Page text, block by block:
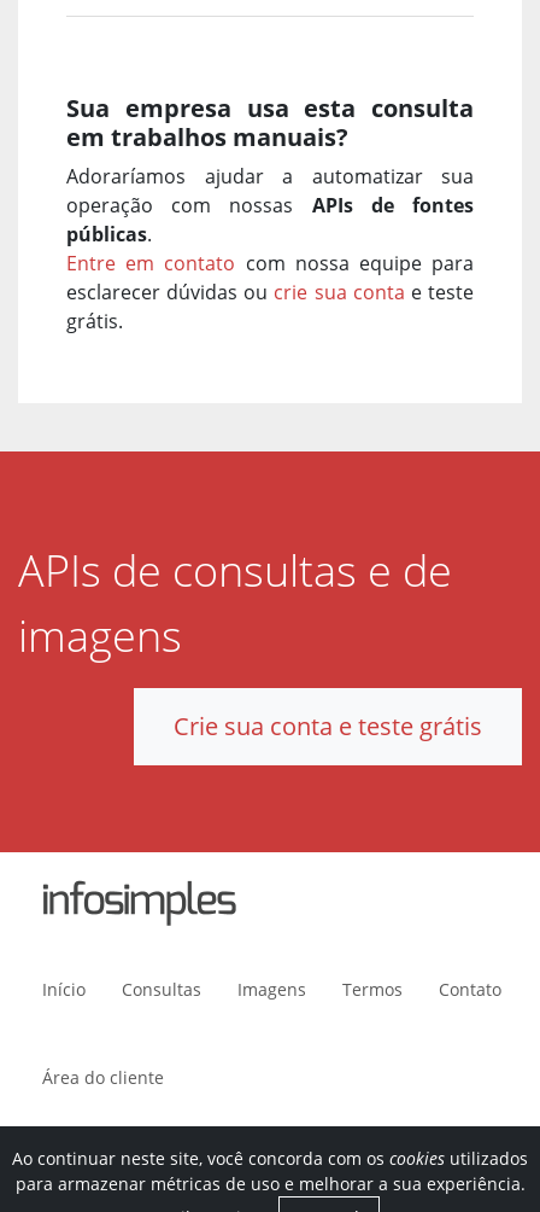
Sua empresa usa esta consulta
em trabalhos manuais?
Adoraríamos ajudar a automatizar sua
operação com nossas APIs de fontes
públicas.
Entre em contato com nossa equipe para
esclarecer dúvidas ou crie sua conta e teste
grátis.
APIs de consultas e de
imagens
Crie sua conta e teste grátis
Início Consultas Imagens Termos Contato
Área do cliente
Avenida Paulista, 1636, sala 1504. CEP 01310-200. São Paulo, SP.
Ao continuar neste site, você concorda com os cookies utilizados
para armazenar métricas de uso e melhorar a sua experiência.